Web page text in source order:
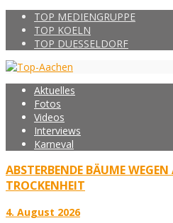
TOP MEDIENGRUPPE
TOP KOELN
TOP DUESSELDORF
Aktuelles
Fotos
Videos
Interviews
Karneval
ABSTERBENDE BÄUME
TROCKENHEIT
4. August 2026